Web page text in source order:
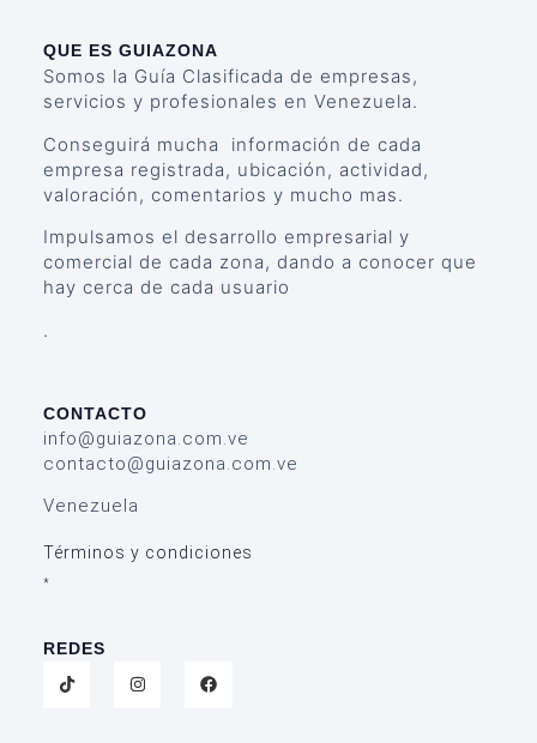
QUE ES GUIAZONA
Somos la Guía Clasificada de empresas,
servicios y profesionales en Venezuela.
Conseguirá mucha información de cada
empresa registrada, ubicación, actividad,
valoración, comentarios y mucho mas.
Impulsamos el desarrollo empresarial y
comercial de cada zona, dando a conocer que
hay cerca de cada usuario
.
CONTACTO
info@guiazona.com.ve
contacto@guiazona.com.ve
Venezuela
Términos y condiciones
*
REDES